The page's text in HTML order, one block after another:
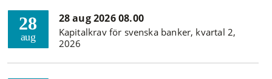
28
aug
28 aug 2026 08.00
Kapitalkrav för svenska banker, kvartal 2,
2026